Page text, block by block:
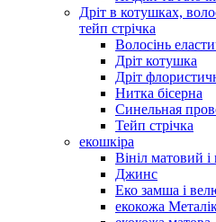
Дріт в котушках,
тейп стрічка
Волосінь
Дріт котушка
Дріт
Нитка бісерна
Синельная
Тейп стрічка
екошкіра
Вініл матовий
Джинс
Еко замша і
екокожа